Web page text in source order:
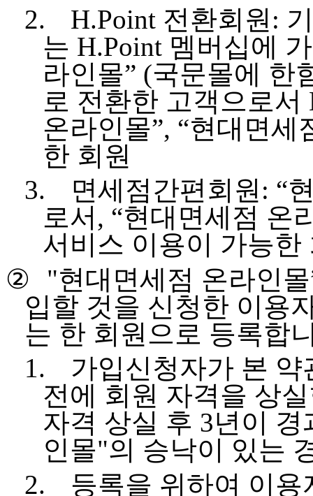
2.
H.Point 전환회원 :
는 H.Point 멤버십에
라인몰” (국문몰에 한
로 전환한 고객으로서
온라인몰”, “현대면세
한 회원
3.
면세점간편회원 : “
로서, “현대면세점 온
서비스 이용이 가능한
②
"현대면세점 온라인몰
입할 것을 신청한 이용
는 한 회원으로 등록합
1.
가입신청자가 본 약
전에 회원 자격을 상
자격 상실 후 3년이 경
인몰"의 승낙이 있는
2.
등록을 위하여 이